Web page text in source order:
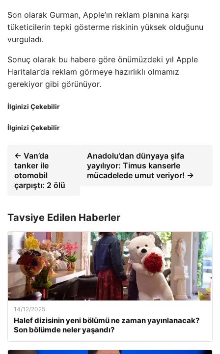
Son olarak Gurman, Apple’ın reklam planına karşı
tüketicilerin tepki gösterme riskinin yüksek olduğunu
vurguladı.
Sonuç olarak bu habere göre önümüzdeki yıl Apple
Haritalar’da reklam görmeye hazırlıklı olmamız
gerekiyor gibi görünüyor.
İlginizi Çekebilir
İlginizi Çekebilir
← Van’da
tanker ile
otomobil
çarpıştı: 2 ölü
Anadolu’dan dünyaya şifa
yayılıyor: Timus kanserle
mücadelede umut veriyor! →
Tavsiye Edilen Haberler
14/12/2025
Halef dizisinin yeni bölümü ne zaman yayınlanacak?
Son bölümde neler yaşandı?